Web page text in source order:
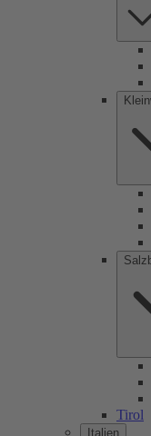
Tirol
Italien